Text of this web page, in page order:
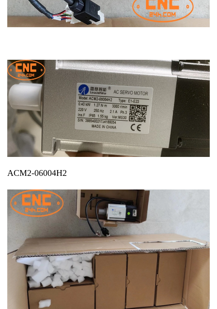
ACM2-06004H2